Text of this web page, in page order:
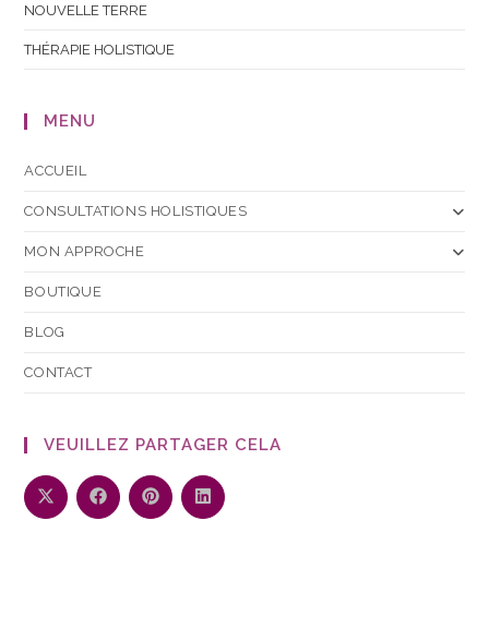
NOUVELLE TERRE
THÉRAPIE HOLISTIQUE
MENU
ACCUEIL
CONSULTATIONS HOLISTIQUES
MON APPROCHE
BOUTIQUE
BLOG
CONTACT
VEUILLEZ PARTAGER CELA